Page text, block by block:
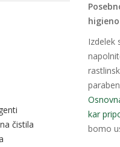
čistila
higieno
Izdelek
kar
bomo